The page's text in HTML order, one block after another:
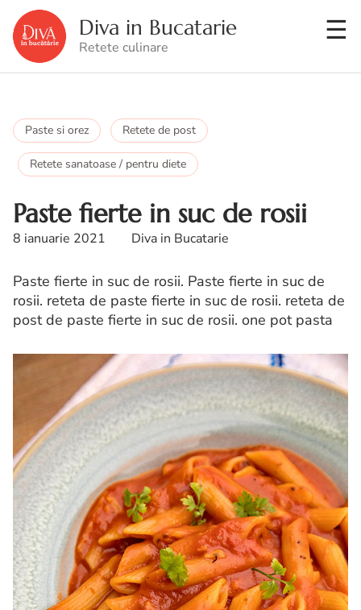
Diva in Bucatarie
Retete culinare
Paste si orez Retete de post
Retete sanatoase / pentru diete
Paste fierte in suc de rosii
8 ianuarie 2021 Diva in Bucatarie
Paste fierte in suc de rosii. Paste fierte in suc de
rosii. reteta de paste fierte in suc de rosii. reteta de
post de paste fierte in suc de rosii. one pot pasta